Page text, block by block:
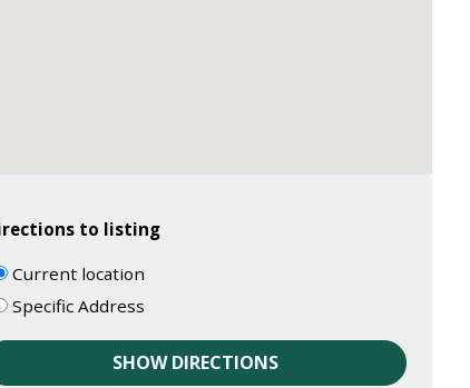
to listing
Current location
Specific Address